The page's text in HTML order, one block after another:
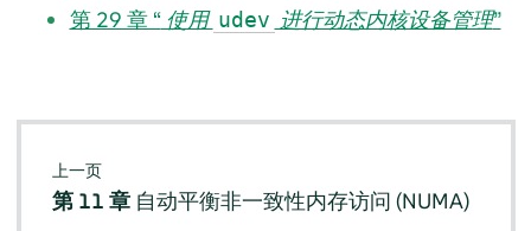
第 29 章 “使用 udev 进行动态内核设备管理”
上一页
第 11 章 自动平衡非一致性内存访问 (NUMA)